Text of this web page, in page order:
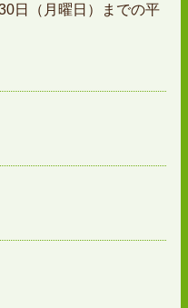
日（月曜日）までの平